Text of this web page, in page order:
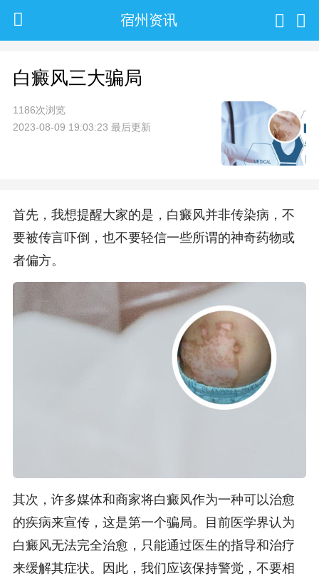
宿州资讯
白癜风三大骗局
1186次浏览
2023-08-09 19:03:23 最后更新
首先，我想提醒大家的是，白癜风并非传染病，不
要被传言吓倒，也不要轻信一些所谓的神奇药物或
者偏方。
其次，许多媒体和商家将白癜风作为一种可以治愈
的疾病来宣传，这是第一个骗局。目前医学界认为
白癜风无法完全治愈，只能通过医生的指导和治疗
来缓解其症状。因此，我们应该保持警觉，不要相